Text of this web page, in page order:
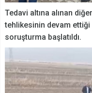
Tedavi altına alınan
tehlikesinin devam
soruşturma başlatıldı.